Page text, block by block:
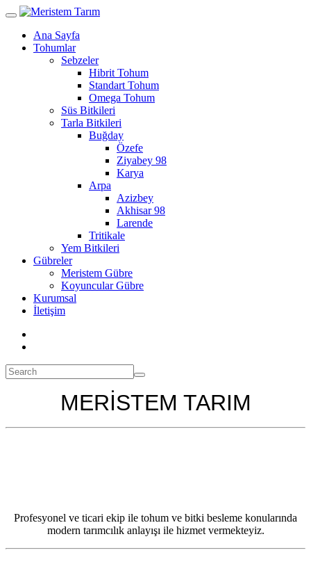
Ana Sayfa
Tohumlar
Sebzeler
Hibrit Tohum
Standart Tohum
Omega Tohum
Süs Bitkileri
Tarla Bitkileri
Buğday
Özefe
Ziyabey 98
Karya
Arpa
Azizbey
Akhisar 98
Larende
Tritikale
Yem Bitkileri
Gübreler
Meristem Gübre
Koyuncular Gübre
Kurumsal
İletişim
MERİSTEM TARIM
Profesyonel ve ticari ekip ile tohum ve bitki besleme konularında
modern tarımcılık anlayışı ile hizmet vermekteyiz.